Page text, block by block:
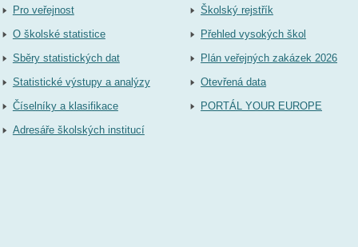
Pro veřejnost
O školské statistice
Sběry statistických dat
Statistické výstupy a analýzy
Číselníky a klasifikace
Adresáře školských institucí
Školský rejstřík
Přehled vysokých škol
Plán veřejných zakázek 2026
Otevřená data
PORTÁL YOUR EUROPE